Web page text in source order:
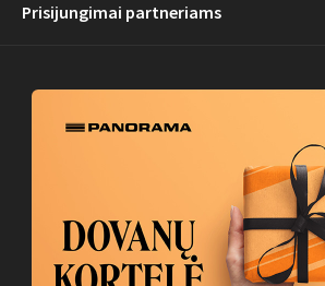
Prisijungimai partneriams